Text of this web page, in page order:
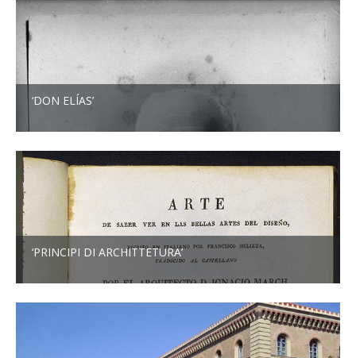
‘DON ELÍAS’
‘PRINCIPI DI ARCHITTETURA’